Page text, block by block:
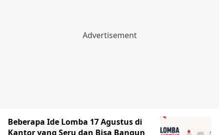
Beberapa Ide Lomba 17 Agustus di
Kantor yang Seru dan Bisa Bangun